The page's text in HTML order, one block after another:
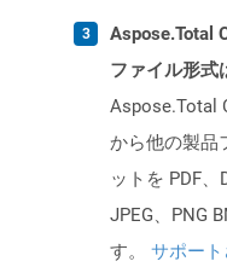
Aspose.Total
ファイル形式
Aspose.Total
から他の製品
ットを PDF、
JPEG、PNG
す。 サポー